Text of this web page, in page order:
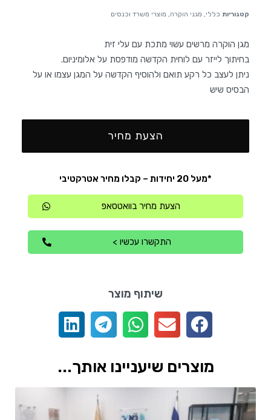
קטגוריות כללי, מגני הוקרה, מוצרי משרד וכנסים
מגן הוקרה מרשים עשוי מתכת עם עלי זית
בחיתוך לייזר עם לוחית הקדשה מודפסת על אלומיניום.
ניתן לעצב כל רקע תואם ולהוסיף הקדשה על המגן עצמו או על
הבסיס שיש
הצעת מחיר
*מעל 20 יחידות – קבלו מחיר אטרקטיבי
הצעת מחיר בוואטסאפ
התקשרו עכשיו >
שיתוף מוצר
מוצרים שיעניינו אותך...